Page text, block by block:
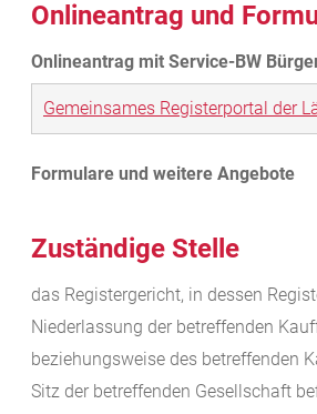
Onlineantrag und
Gemeinsames Registerportal der
Zuständige Stelle
das Registergericht, in dessen
Niederlassung der betreffenden
beziehungsweise des betreffenden
Sitz der betreffenden Gesellschaft